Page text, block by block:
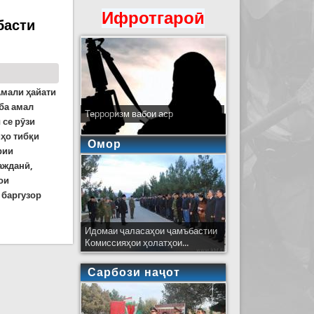
ҳайати
амал
рӯзи
тибқи
мукаммал
Ифротгароӣ
Терроризм вабои аср
Омор
Идомаи ҷаласаҳои ҷамъбастии
Комиссияҳои ҳолатҳои...
Сарбози наҷот